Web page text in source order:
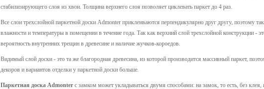
стабилизирующего слоя из хвои. Толщина верхнего слоя позволяет циклевать паркет до 4 раз.
Все слои трехслойной паркетной доски Admonter приклеиваются перпендикулярно друг другу, поэтому
влажности и температуры в помещении в течение года. Так как верхний слой трехслойной конструкции -
вероятность внутренних трещин в древесине и наличие жучков-короедов.
Видимый слой доски - это та же благородная древесина, из которой производится массивный паркет,
декоров и вариантов отделки у паркетной доски больше.
Паркетная доска Admonter с замком может укладываться двумя способами: на замок, то есть, без